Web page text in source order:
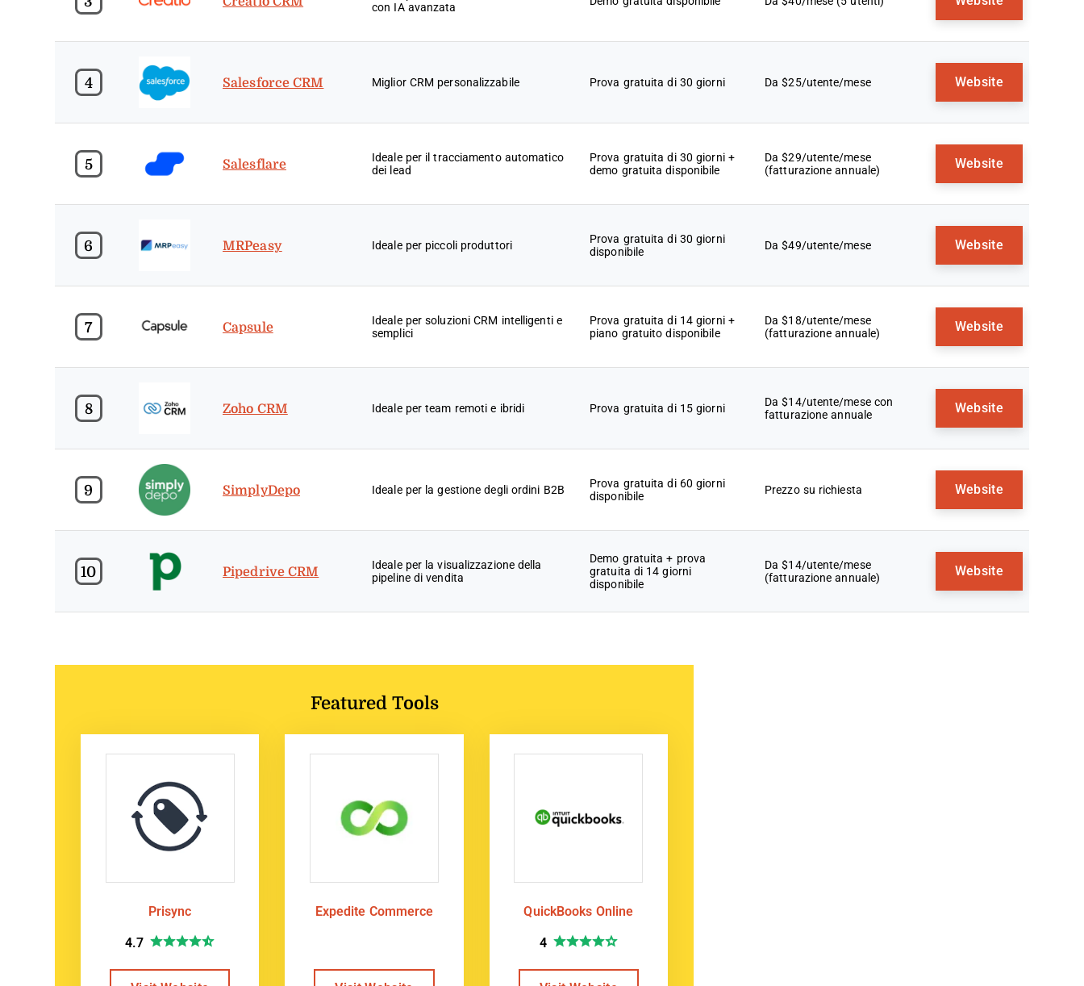
con IA avanzata
4 Salesforce CRM Miglior CRM personalizzabile Prova gratuita di 30 giorni Da $25/utente/mese Website
5 Salesflare
Ideale per il tracciamento automatico
dei lead
Prova gratuita di 30 giorni +
demo gratuita disponibile
Da $29/utente/mese
(fatturazione annuale)
Website
6 MRPeasy Ideale per piccoli produttori
Prova gratuita di 30 giorni
disponibile
Da $49/utente/mese Website
7 Capsule
Ideale per soluzioni CRM intelligenti e
semplici
Prova gratuita di 14 giorni +
piano gratuito disponibile
Da $18/utente/mese
(fatturazione annuale)
Website
8 Zoho CRM Ideale per team remoti e ibridi Prova gratuita di 15 giorni
Da $14/utente/mese con
fatturazione annuale
Website
9 SimplyDepo Ideale per la gestione degli ordini B2B
Prova gratuita di 60 giorni
disponibile
Prezzo su richiesta Website
10 Pipedrive CRM
Ideale per la visualizzazione della
pipeline di vendita
Demo gratuita + prova
gratuita di 14 giorni
disponibile
Da $14/utente/mese
(fatturazione annuale)
Website
Featured Tools
Prisync
4.7
Expedite Commerce QuickBooks Online
4